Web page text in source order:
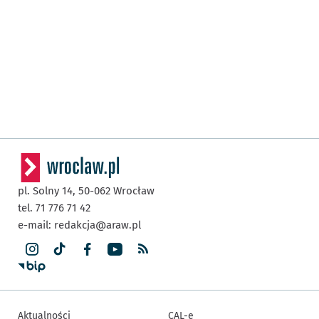
pl. Solny 14, 50-062 Wrocław
tel. 71 776 71 42
e-mail: redakcja@araw.pl
Aktualności CAL-e